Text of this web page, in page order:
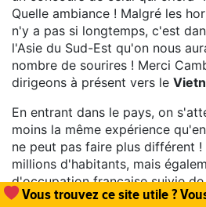
Quelle ambiance ! Malgré les
n'y a pas si longtemps, c'est
l'Asie du Sud-Est qu'on nous
nombre de sourires ! Merci
dirigeons à présent vers le
En entrant dans le pays, on
moins la même expérience
ne peut pas faire plus différent !
millions d'habitants, mais
d'occupation française suivie
son territoire au siècle dernier.
Unabonnement, une
vous permettez que